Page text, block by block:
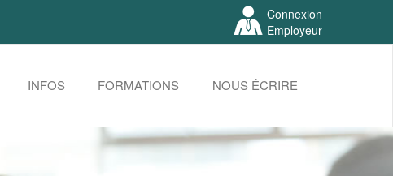
Connexion
Employeur
INFOS FORMATIONS NOUS ÉCRIRE